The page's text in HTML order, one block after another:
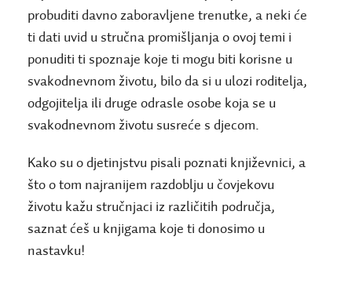
probuditi davno zaboravljene trenutke, a neki će
ti dati uvid u stručna promišljanja o ovoj temi i
ponuditi ti spoznaje koje ti mogu biti korisne u
svakodnevnom životu, bilo da si u ulozi roditelja,
odgojitelja ili druge odrasle osobe koja se u
svakodnevnom životu susreće s djecom.
Kako su o djetinjstvu pisali poznati književnici, a
što o tom najranijem razdoblju u čovjekovu
životu kažu stručnjaci iz različitih područja,
saznat ćeš u knjigama koje ti donosimo u
nastavku!